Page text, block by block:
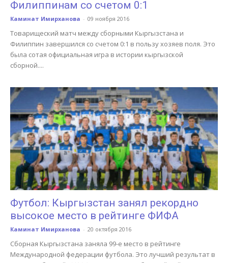
Филиппинам со счетом 0:1
Каминат Имирханова - 09 ноября 2016
Товарищеский матч между сборными Кыргызстана и
Филиппин завершился со счетом 0:1 в пользу хозяев поля. Это
была сотая официальная игра в истории кыргызской
сборной....
Футбол: Кыргызстан занял рекордно
высокое место в рейтинге ФИФА
Каминат Имирханова - 20 октября 2016
Сборная Кыргызстана заняла 99-е место в рейтинге
Международной федерации футбола. Это лучший результат в